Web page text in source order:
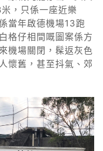
，只係一座近樂
當年啟德機場13跑
格仔相間嘅圖案係方
機場關閉，髹返灰色
懷舊，甚至抖氣、郊